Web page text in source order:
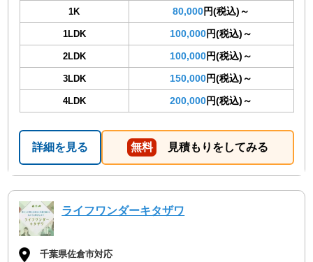
1K 80,000円(税込)～
1LDK 100,000円(税込)～
2LDK 100,000円(税込)～
3LDK 150,000円(税込)～
4LDK 200,000円(税込)～
詳細を見る 無料 見積もりをしてみる
ライフワンダーキタザワ
千葉県佐倉市対応